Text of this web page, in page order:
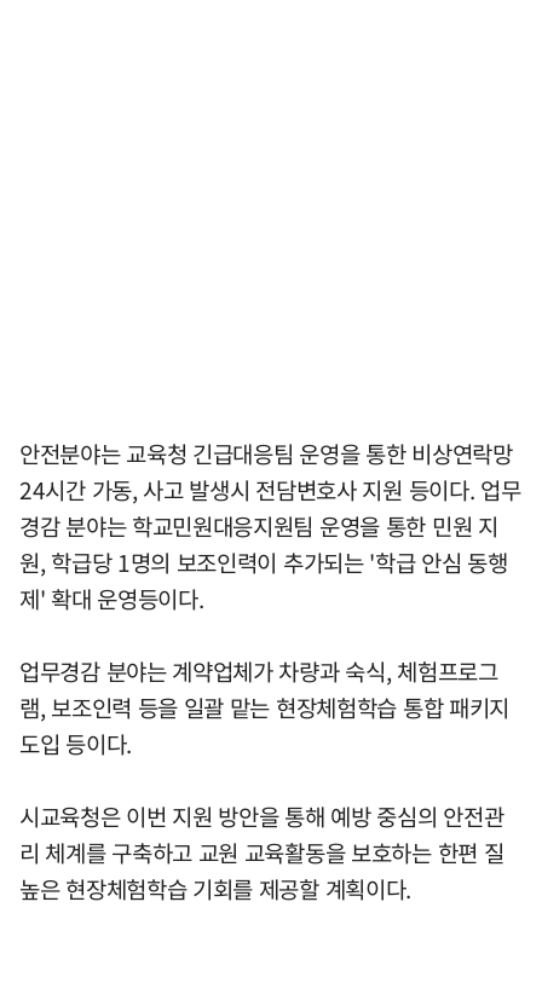
안전분야는 교육청 긴급대응팀 운영을 통한 비상연락망
24시간 가동, 사고 발생시 전담변호사 지원 등이다. 업무
경감 분야는 학교민원대응지원팀 운영을 통한 민원 지
원, 학급당 1명의 보조인력이 추가되는 '학급 안심 동행
제' 확대 운영등이다.
업무경감 분야는 계약업체가 차량과 숙식, 체험프로그
램, 보조인력 등을 일괄 맡는 현장체험학습 통합 패키지
도입 등이다.
시교육청은 이번 지원 방안을 통해 예방 중심의 안전관
리 체계를 구축하고 교원 교육활동을 보호하는 한편 질
높은 현장체험학습 기회를 제공할 계획이다.